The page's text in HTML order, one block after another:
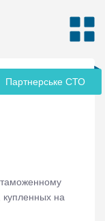
Партнерське СТО
таможенному
на